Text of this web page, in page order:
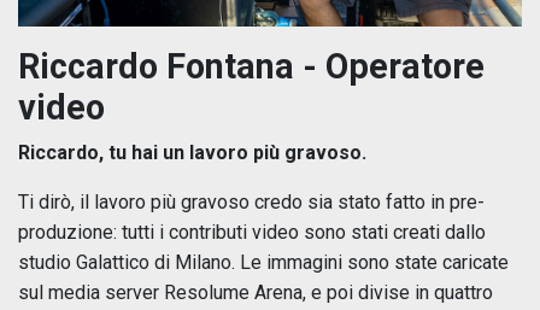
Riccardo Fontana - Operatore
video
Riccardo, tu hai un lavoro più gravoso.
Ti dirò, il lavoro più gravoso credo sia stato fatto in pre-
produzione: tutti i contributi video sono stati creati dallo
studio Galattico di Milano. Le immagini sono state caricate
sul media server Resolume Arena, e poi divise in quattro